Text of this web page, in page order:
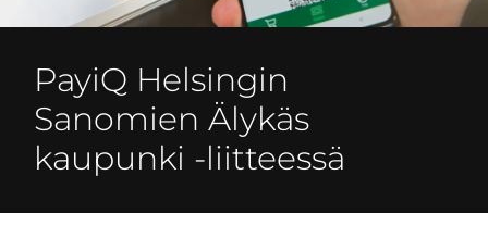
PayiQ Helsingin
Sanomien Älykäs
kaupunki -liitteessä